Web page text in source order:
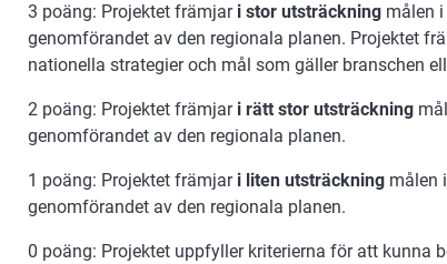
3 poäng: Projektet främjar i stor utsträckning målen
genomförandet av den regionala planen. Projektet
nationella strategier och mål som gäller branschen
2 poäng: Projektet främjar i rätt stor utsträckning
genomförandet av den regionala planen.
1 poäng: Projektet främjar i liten utsträckning målen
genomförandet av den regionala planen.
0 poäng: Projektet uppfyller kriterierna för att kunna